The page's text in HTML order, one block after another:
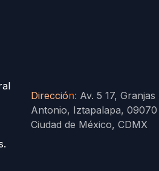
Dirección: Av. 5 17, Granjas
Antonio, Iztapalapa, 09070
Ciudad de México, CDMX